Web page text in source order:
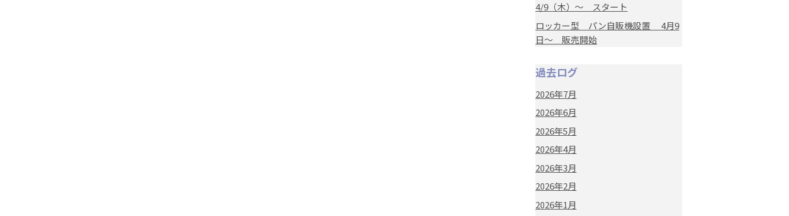
4/9（木）～ スタート
ロッカー型 パン自販機設置 4月9
日～ 販売開始
過去ログ
2026年7月
2026年6月
2026年5月
2026年4月
2026年3月
2026年2月
2026年1月